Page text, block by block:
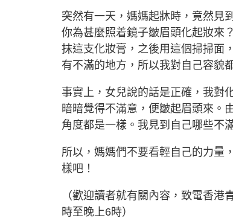
突然有一天，媽媽起牀時，竟然見
你為甚麼照着鏡子皺眉頭化起妝來
抹這支化妝膏，之後用這個掃掃面
有不滿的地方，所以我對自己容貌
事實上，女兒說的話是正確，我對
暗暗覺得不滿意，便皺起眉頭來。
角度都是一樣。我見到自己哪些不
所以，媽媽們不要看輕自己的力量
樣吧！
（歡迎讀者就有關內容，致電香
時至晚上6時）